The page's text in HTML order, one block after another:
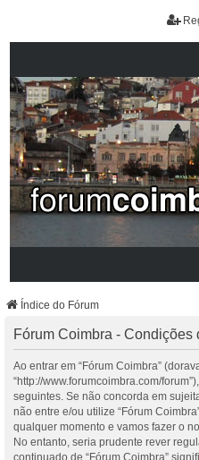
Índice do Fórum
Fórum Coimbra - Condições
Ao entrar em “Fórum Coimbra”
“http://www.forumcoimbra.com/
seguintes. Se não concorda em
não entre e/ou utilize “Fórum
qualquer momento e vamos fazer o
No entanto, seria prudente rever